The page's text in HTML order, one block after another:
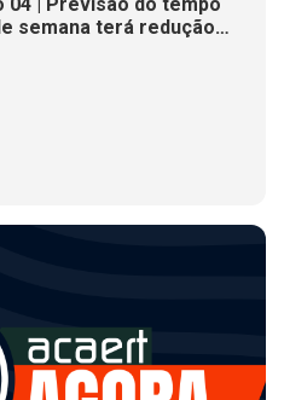
semana terá redução